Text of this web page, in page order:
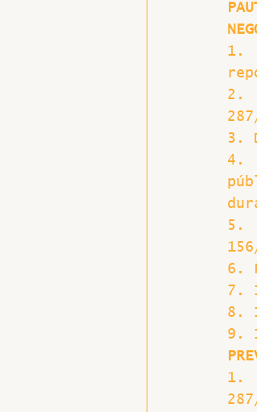
1.
2.
3.
4.
5.
6.
7.
8.
9.
1.